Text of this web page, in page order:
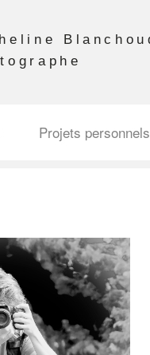
Projets personnels